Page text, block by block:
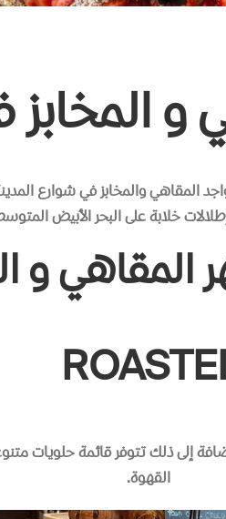
المخابز
المقاهي والمخابز في شوارع
خلابة على البحر الأبيض
و
إلى ذلك تتوفر قائمة حلويات
القهوة.